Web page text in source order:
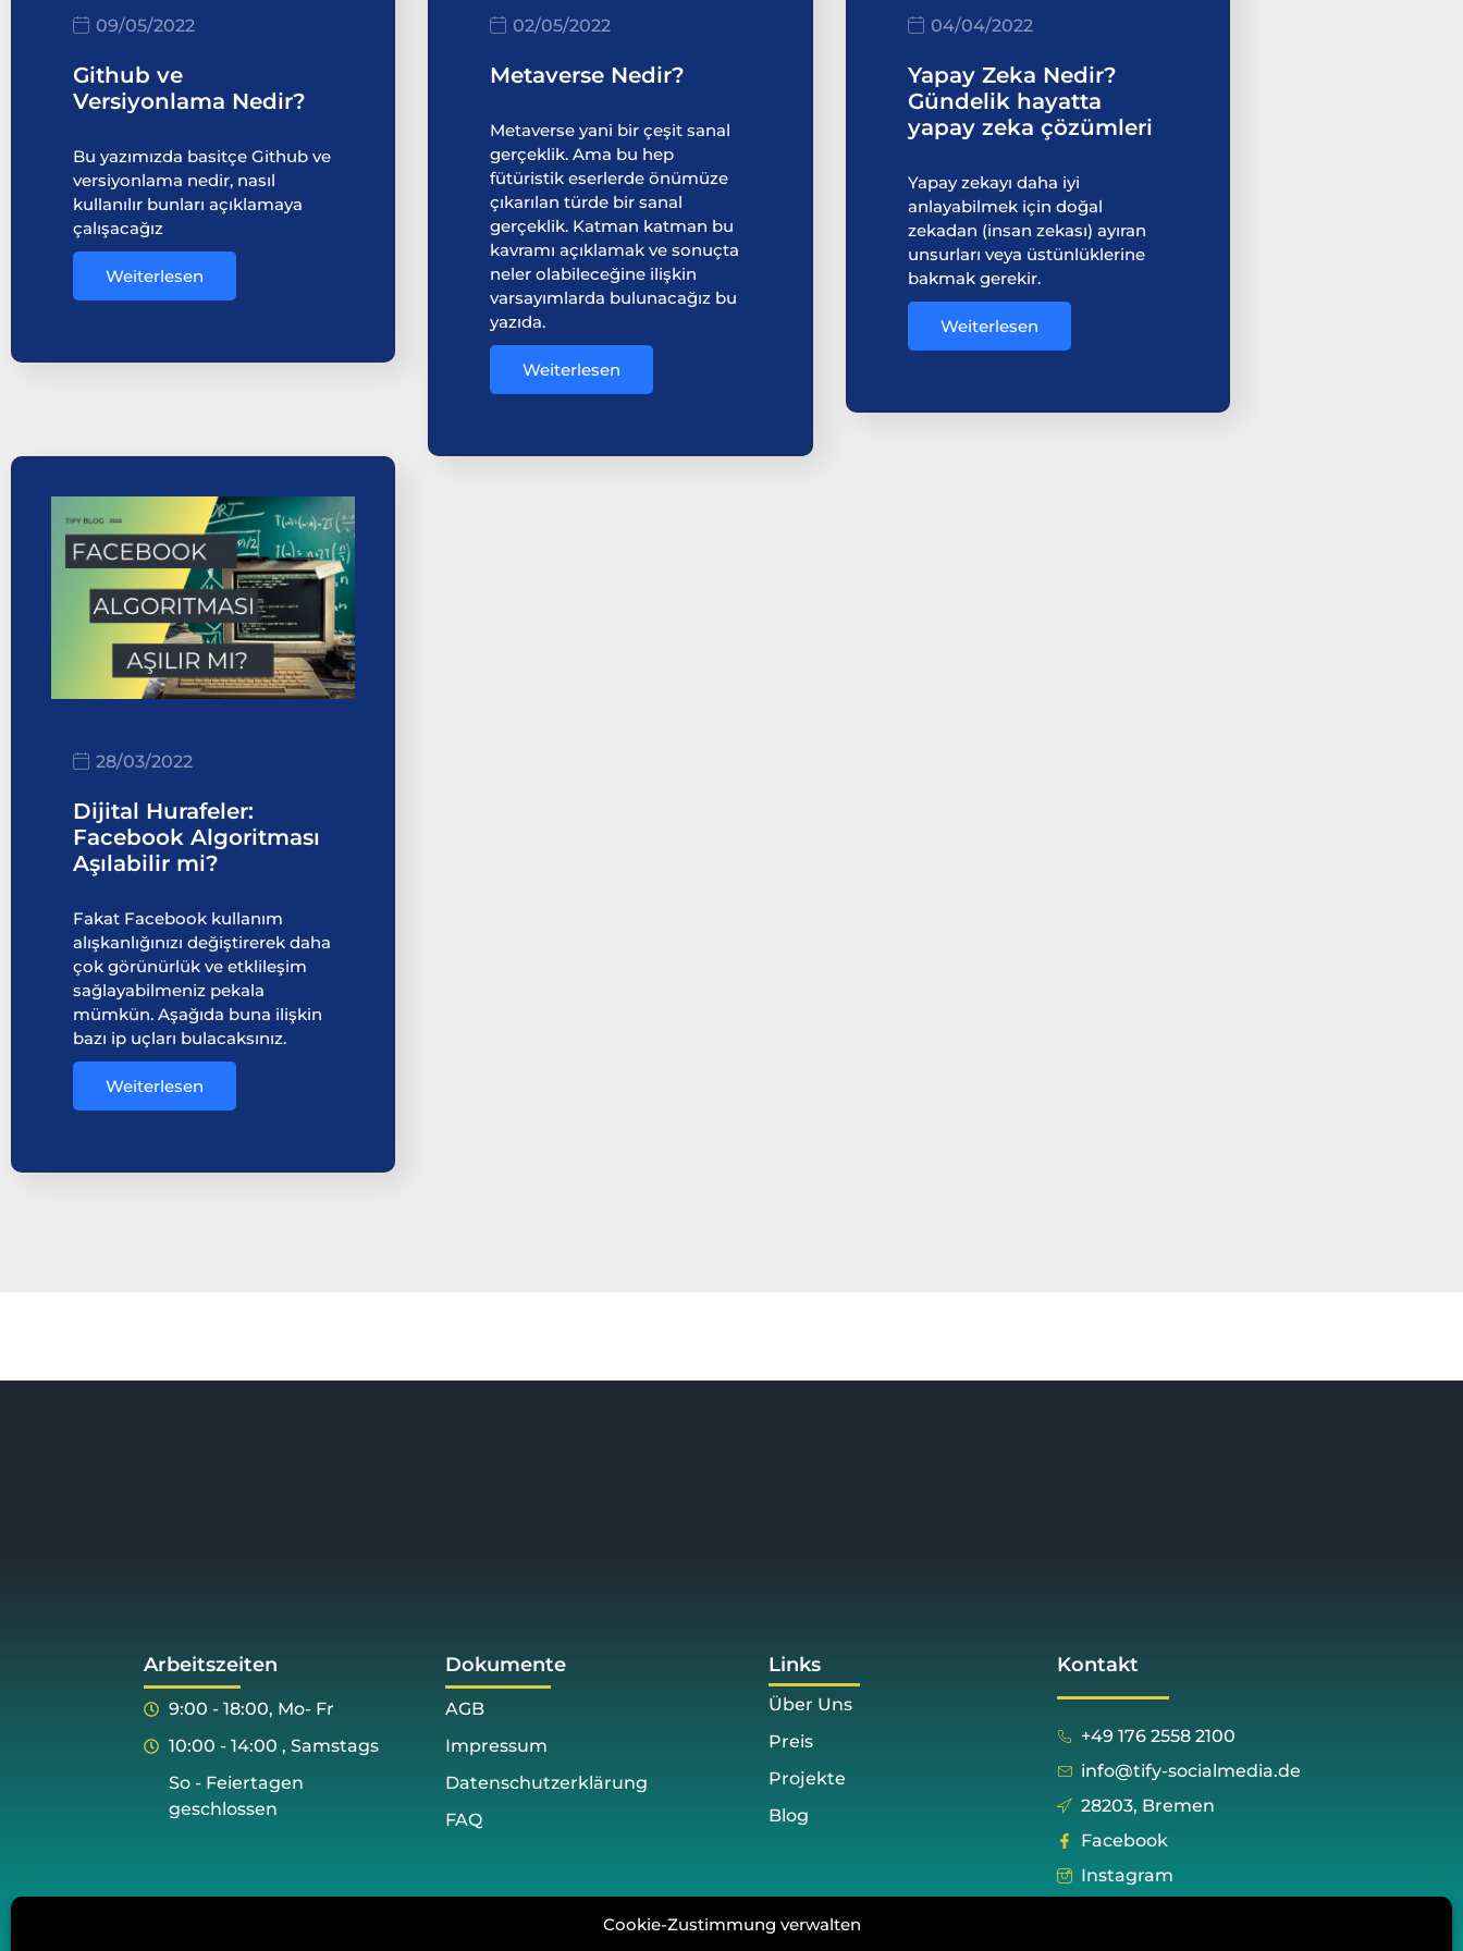
Cookie-Zustimmung verwalten
09/05/2022
Github ve
Versiyonlama Nedir?
Bu yazımızda basitçe Github ve
versiyonlama nedir, nasıl
kullanılır bunları açıklamaya
çalışacağız
Weiterlesen
02/05/2022
Metaverse Nedir?
Metaverse yani bir çeşit sanal
gerçeklik. Ama bu hep
fütüristik eserlerde önümüze
çıkarılan türde bir sanal
gerçeklik. Katman katman bu
kavramı açıklamak ve sonuçta
neler olabileceğine ilişkin
varsayımlarda bulunacağız bu
yazıda.
Weiterlesen
04/04/2022
Yapay Zeka Nedir?
Gündelik hayatta
yapay zeka çözümleri
Yapay zekayı daha iyi
anlayabilmek için doğal
zekadan (insan zekası) ayıran
unsurları veya üstünlüklerine
bakmak gerekir.
Weiterlesen
28/03/2022
Dijital Hurafeler:
Facebook Algoritması
Aşılabilir mi?
Fakat Facebook kullanım
alışkanlığınızı değiştirerek daha
çok görünürlük ve etklileşim
sağlayabilmeniz pekala
mümkün. Aşağıda buna ilişkin
bazı ip uçları bulacaksınız.
Weiterlesen
Kontakt
+49 176 2558 2100
info@tify-socialmedia.de
28203, Bremen
Facebook
Instagram
Links
Über Uns
Preis
Projekte
Blog
Dokumente
AGB
Impressum
Datenschutzerklärung
FAQ
Arbeitszeiten
9:00 - 18:00, Mo- Fr
10:00 - 14:00 , Samstags
So - Feiertagen
geschlossen